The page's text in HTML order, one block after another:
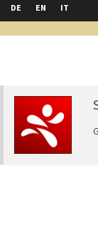
DE EN IT